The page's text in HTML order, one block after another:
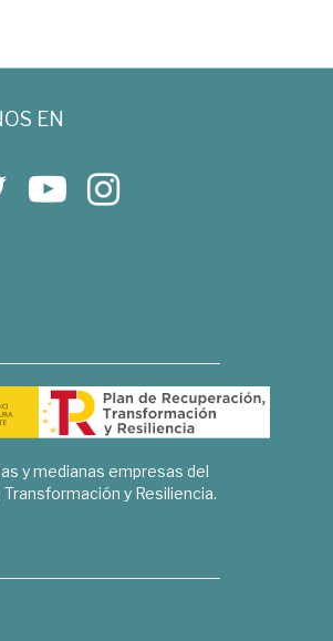
EN
y medianas empresas del
y Resiliencia.